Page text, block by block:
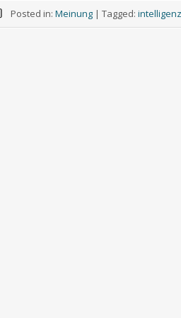
Posted in: Meinung | Tagged: intelligenz